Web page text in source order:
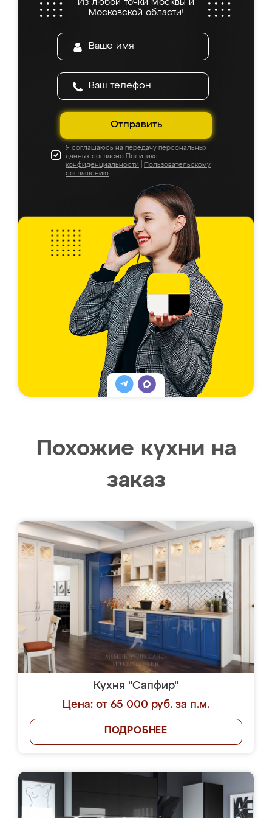
Из любой точки Москвы и
Московской области!
Отправить
Я соглашаюсь на передачу персональных
данных согласно Политике
конфиденциальности
Пользовательскому
соглашению
Похожие кухни на
заказ
Кухня "Сапфир"
Цена: от 65 000 руб. за п.м.
ПОДРОБНЕЕ